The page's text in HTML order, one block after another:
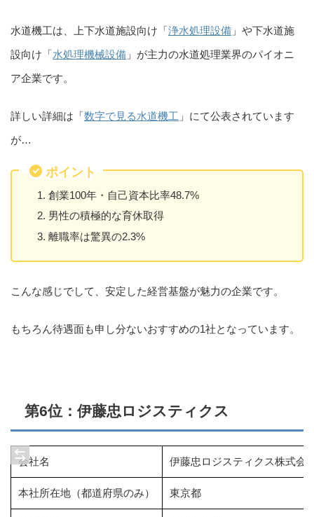
水道機工は、上下水道施設向け「浄水処理設備 」や下水道施
設向け「水処理機械設備 」が主力の水道処理業界のパイオニ
ア企業です。
詳しい詳細は「数字で見る水道機工 」にて公表されています
が…
ポイント
創業100年・自己資本比率48.7%
男性の積極的な育休取得
離職率は驚異の2.3%
こんな感じでして、安定した経営基盤が魅力の企業です。
もちろん待遇面も申し分ないおすすめの1社となっています。
第6位：伊藤忠ロジスティクス
会社名 伊藤忠ロジスティクス株式会
本社所在地（都道府県のみ） 東京都